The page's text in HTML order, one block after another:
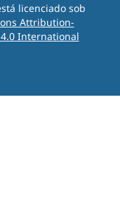
licenciado sob
Attribution-
International